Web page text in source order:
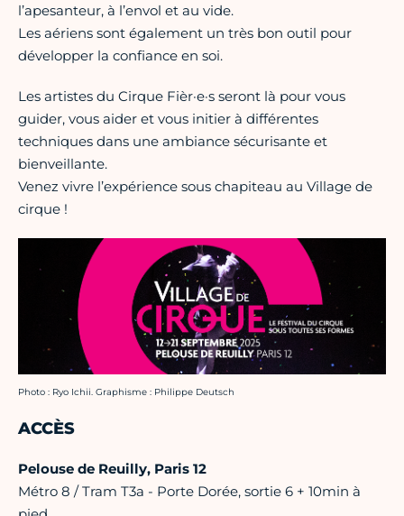
l’apesanteur, à l’envol et au vide.
Les aériens sont également un très bon outil pour
développer la confiance en soi.
Les artistes du Cirque Fièr·e·s seront là pour vous
guider, vous aider et vous initier à différentes
techniques dans une ambiance sécurisante et
bienveillante.
Venez vivre l’expérience sous chapiteau au Village de
cirque !
Crédit photo :
Photo : Ryo Ichii. Graphisme : Philippe Deutsch
ACCÈS
Pelouse de Reuilly, Paris 12
Métro 8 / Tram T3a - Porte Dorée, sortie 6 + 10min à